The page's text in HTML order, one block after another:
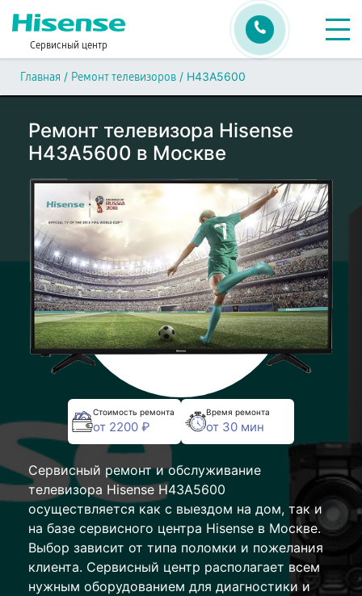
Сервисный центр
Главная / Ремонт телевизоров / H43A5600
Ремонт телевизора Hisense
H43A5600 в Москве
Стоимость ремонта
от 2200 ₽
Время ремонта
от 30 мин
Сервисный ремонт и обслуживание
телевизора Hisense H43A5600
осуществляется как с выездом на дом, так и
на базе сервисного центра Hisense в Москве.
Выбор зависит от типа поломки и пожелания
клиента. Сервисный центр располагает всем
нужным оборудованием для диагностики и